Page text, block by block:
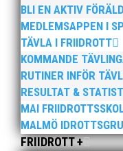
BLI EN AKTIV
MEDLEMSAPPEN I
TÄVLA I FRIIDROTT
KOMMANDE
RUTINER INFÖR
RESULTAT &
MAI
MALMÖ
FRIIDROTT +